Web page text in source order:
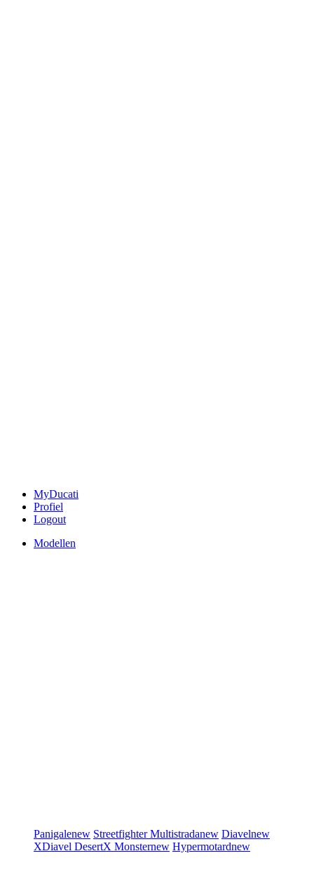
MyDucati
Profiel
Logout
Modellen
Panigalenew StreetfighterMultistradanew Diavelnew
XDiavel DesertX Monsternew Hypermotardnew